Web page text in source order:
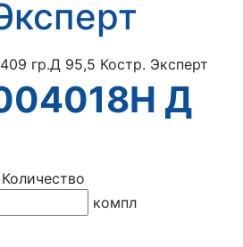
Д
Количество
компл